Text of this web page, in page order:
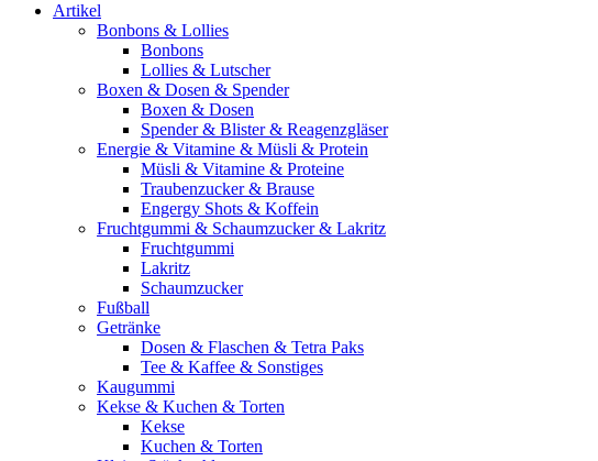
Artikel
Bonbons & Lollies
Bonbons
Lollies & Lutscher
Boxen & Dosen & Spender
Boxen & Dosen
Spender & Blister & Reagenzgläser
Energie & Vitamine & Müsli & Protein
Müsli & Vitamine & Proteine
Traubenzucker & Brause
Engergy Shots & Koffein
Fruchtgummi & Schaumzucker & Lakritz
Fruchtgummi
Lakritz
Schaumzucker
Fußball
Getränke
Dosen & Flaschen & Tetra Paks
Tee & Kaffee & Sonstiges
Kaugummi
Kekse & Kuchen & Torten
Kekse
Kuchen & Torten